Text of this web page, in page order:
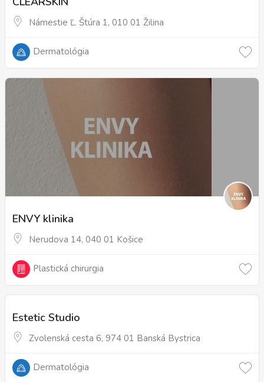
Námestie Ľ. Štúra 1, 010 01 Žilina
Dermatológia
ENVY klinika
Nerudova 14, 040 01 Košice
Plastická chirurgia
Estetic Studio
Zvolenská cesta 6, 974 01 Banská Bystrica
Dermatológia